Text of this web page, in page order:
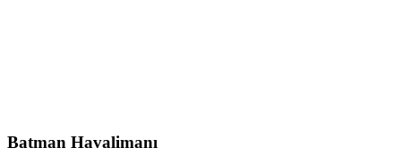
Batman Havalimanı